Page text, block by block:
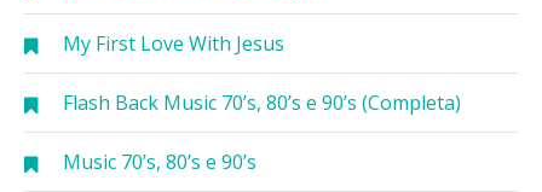
My First Love With Jesus
Flash Back Music 70’s, 80’s e 90’s (Completa)
Music 70’s, 80’s e 90’s